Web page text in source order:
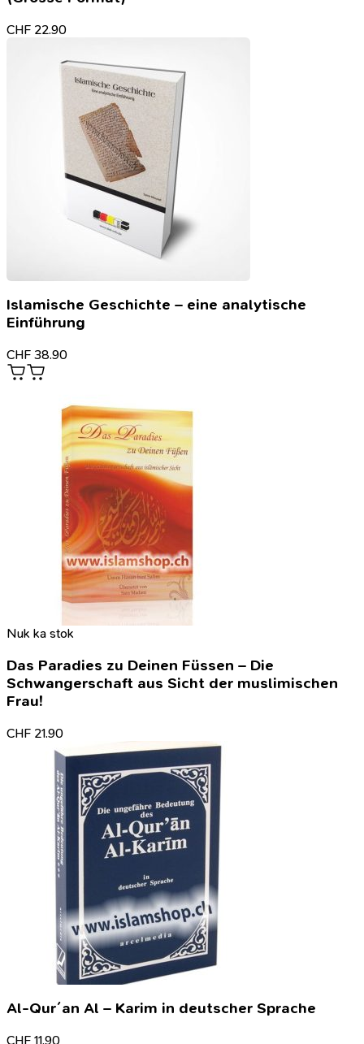
CHF 22.90
Islamische Geschichte – eine analytische
Einführung
CHF 38.90
Nuk ka stok
Das Paradies zu Deinen Füssen – Die
Schwangerschaft aus Sicht der muslimischen
Frau!
CHF 21.90
Al-Qur´an Al – Karim in deutscher Sprache
CHF 11.90